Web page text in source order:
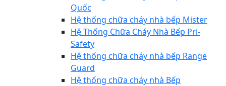
Quốc
Hệ thống chữa cháy nhà bếp Mister
Hệ Thống Chữa Cháy Nhà Bếp Pri-
Safety
Hệ thống chữa cháy nhà bếp Range
Guard
Hệ thống chữa cháy nhà Bếp